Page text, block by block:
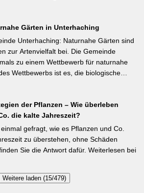
Kurzfassung: Bis Mitte Juni ist die
direkt ins Freiland noch problemlos
wässern, 5–6 cm tief setzen,
Mittelzehrer brauchen Stangenbohnen
eine moderierte Düngung
Wirkung für das nächste Gartenjahr.
Gärten in Unterhaching
Unterhaching: Naturnahe Gärten sind
zur Artenvielfalt bei. Die Gemeinde
zu einem Wettbewerb für naturnahe
Wettbewerbs ist es, die biologische
zu leisten. Warum? Entsiegelte
reduzieren Regenwasser besser zu
insgesamt lebenswerter zu
Gärten werden prämiert. Insgesamt drei
durch eine Expertenjury, bestehend
Unterhaching sowie des
einen Gutschein von Pflanzen-Kölle
der Pflanzen – Wie überleben
die kalte Jahreszeit?
gefragt, wie es Pflanzen und Co.
zu überstehen, ohne Schäden
Sie die Antwort dafür. Weiterlesen bei
Weitere laden (15/479)